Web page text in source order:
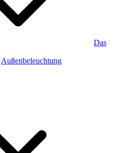
Das
Außenbeleuchtung